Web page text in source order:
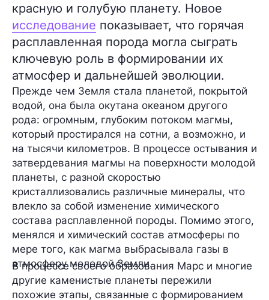
красную и голубую планету. Новое
исследование показывает, что горячая
расплавленная порода могла сыграть
ключевую роль в формировании их
атмосфер и дальнейшей эволюции.
Прежде чем Земля стала планетой, покрытой
водой, она была окутана океаном другого
рода: огромным, глубоким потоком магмы,
который простирался на сотни, а возможно, и
на тысячи километров. В процессе остывания и
затвердевания магмы на поверхности молодой
планеты, с разной скоростью
кристаллизовались различные минералы, что
влекло за собой изменение химического
состава расплавленной породы. Помимо этого,
менялся и химический состав атмосферы по
мере того, как магма выбрасывала газы в
атмосферу молодой Земли.
В процессе своего образования Марс и многие
другие каменистые планеты пережили
похожие этапы, связанные с формированием